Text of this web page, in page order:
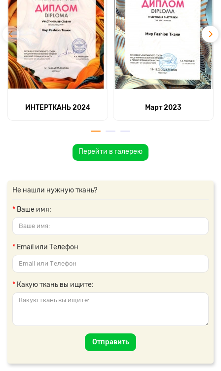
ИНТЕРТКАНЬ 2024 Март 2023
Перейти в галерею
Не нашли нужную ткань?
Ваше имя:
Email или Телефон
Какую ткань вы ищите:
Отправить